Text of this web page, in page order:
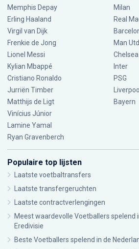
Memphis Depay
Erling Haaland
Virgil van Dijk
Frenkie de Jong
Lionel Messi
Kylian Mbappé
Cristiano Ronaldo
Jurriën Timber
Matthijs de Ligt
Vinícius Júnior
Lamine Yamal
Ryan Gravenberch
Milan
Real
Man Utd
Chelsea
Inter
PSG
Liverpool
Bayern
Populaire top lijsten
Laatste voetbaltransfers
Laatste transfergeruchten
Laatste contractverlengingen
Meest waardevolle Voetballers spelend
Eredivisie
Beste Voetballers spelend in de